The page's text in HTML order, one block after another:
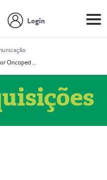
Login
Prestador Oncoped Serviços Médicos (51004335-0)